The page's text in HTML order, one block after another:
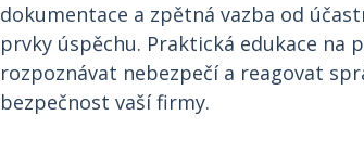
dokumentace a zpětná vazba od
prvky úspěchu. Praktická edukace na
rozpoznávat nebezpečí a reagovat
bezpečnost vaší firmy.